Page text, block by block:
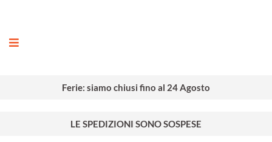
Ferie: siamo chiusi fino al 24 Agosto
LE SPEDIZIONI SONO SOSPESE